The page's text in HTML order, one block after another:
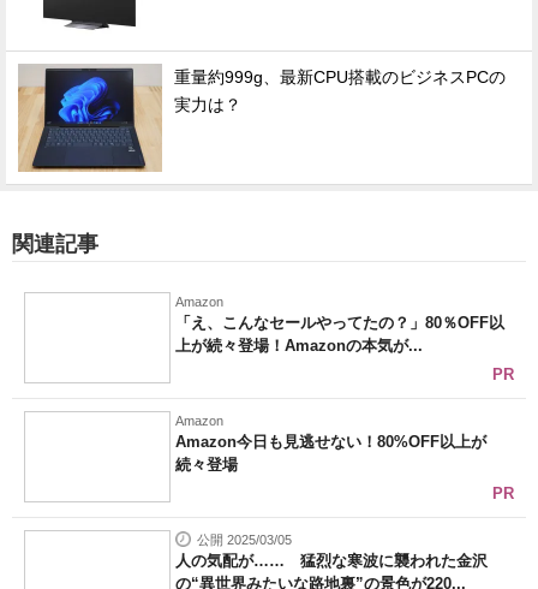
重量約999g、最新CPU搭載のビジネスPCの
実力は？
関連記事
Amazon
「え、こんなセールやってたの？」80％OFF以
上が続々登場！Amazonの本気が...
PR
Amazon
Amazon今日も見逃せない！80%OFF以上が
続々登場
PR
公開 2025/03/05
人の気配が…… 猛烈な寒波に襲われた金沢
の“異世界みたいな路地裏”の景色が220...